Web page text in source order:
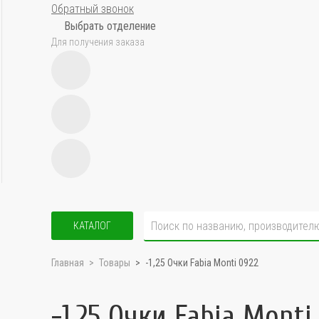
Обратный звонок
Выбрать отделение
Для получения заказа
КАТАЛОГ
Главная Товары -1,25 Очки Fabia Monti 0922